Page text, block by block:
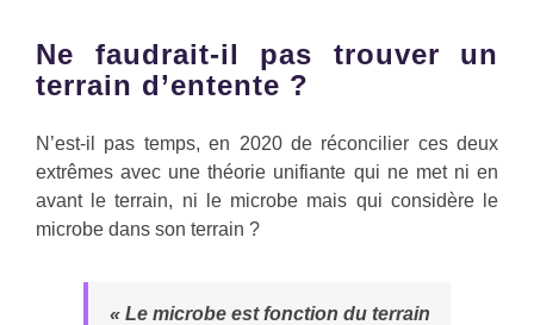
Ne faudrait-il pas trouver un
terrain d’entente ?
N’est-il pas temps, en 2020 de réconcilier ces deux
extrêmes avec une théorie unifiante qui ne met ni en
avant le terrain, ni le microbe mais qui considère le
microbe dans son terrain ?
« Le microbe est fonction du terrain